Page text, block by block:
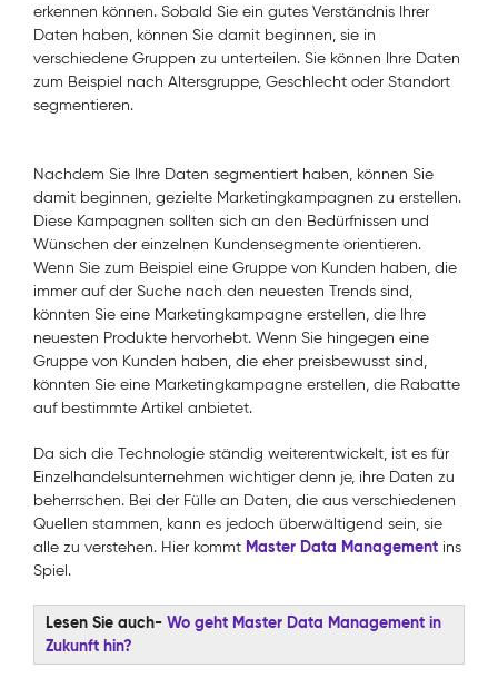
erkennen können. Sobald Sie ein gutes Verständnis Ihrer
Daten haben, können Sie damit beginnen, sie in
verschiedene Gruppen zu unterteilen. Sie können Ihre Daten
zum Beispiel nach Altersgruppe, Geschlecht oder Standort
segmentieren.
Nachdem Sie Ihre Daten segmentiert haben, können Sie
damit beginnen, gezielte Marketingkampagnen zu erstellen.
Diese Kampagnen sollten sich an den Bedürfnissen und
Wünschen der einzelnen Kundensegmente orientieren.
Wenn Sie zum Beispiel eine Gruppe von Kunden haben, die
immer auf der Suche nach den neuesten Trends sind,
könnten Sie eine Marketingkampagne erstellen, die Ihre
neuesten Produkte hervorhebt. Wenn Sie hingegen eine
Gruppe von Kunden haben, die eher preisbewusst sind,
könnten Sie eine Marketingkampagne erstellen, die Rabatte
auf bestimmte Artikel anbietet.
Da sich die Technologie ständig weiterentwickelt, ist es für
Einzelhandelsunternehmen wichtiger denn je, ihre Daten zu
beherrschen. Bei der Fülle an Daten, die aus verschiedenen
Quellen stammen, kann es jedoch überwältigend sein, sie
alle zu verstehen. Hier kommt Master Data Management ins
Spiel.
Lesen Sie auch- Wo geht Master Data Management in
Zukunft hin?